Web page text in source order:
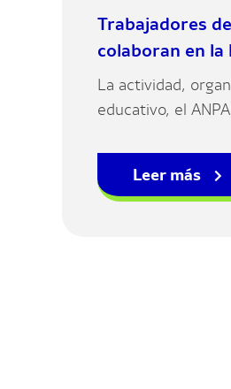
Trabajadores
colaboran en la
próxima a la
La actividad,
educativo, el
de árboles para
Leer más